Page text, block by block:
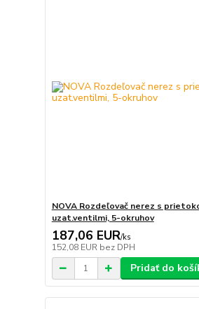
NOVA Rozdeľovač nerez s
uzat.ventilmi, 5-okruhov
187,06 EUR/ks
152,08 EUR bez DPH
Pridať do